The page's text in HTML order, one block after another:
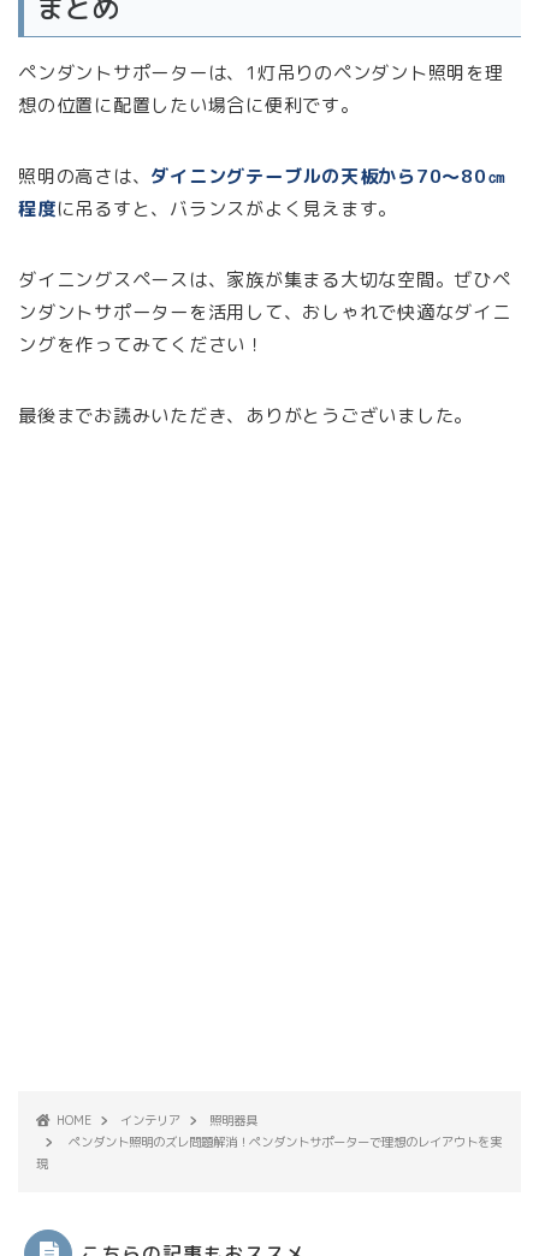
ペンダントサポーターは、1灯吊りのペンダント照明を理
想の位置に配置したい場合に便利です。
照明の高さは、 ダイニングテーブルの天板から70～80㎝
程度に吊るすと、バランスがよく見えます。
ダイニングスペースは、家族が集まる大切な空間。ぜひペ
ンダントサポーターを活用して、おしゃれで快適なダイニ
ングを作ってみてください！
最後までお読みいただき、ありがとうございました。
HOME インテリア
照明器具
ペンダント照明のズレ問題解消！ペンダントサポーターで理想のレイアウトを実
現